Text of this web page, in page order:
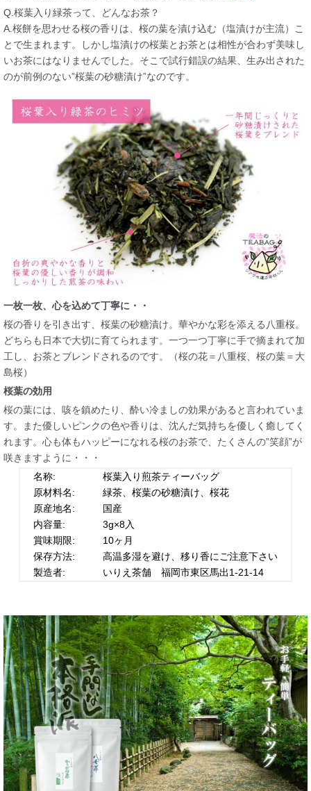
Q.桜葉入り緑茶って、どんなお茶？
A.桜餅を思わせる桜の香りは、桜の葉を漬け込む（塩漬けが主流）こ
とで生まれます。しかし塩漬けの桜葉とお茶とは相性が合わず美味し
いお茶にはなりませんでした。そこで試行錯誤の結果、生み出された
のが前例のない”桜葉の砂糖漬け”なのです。
一枚一枚、心を込めて丁寧に・・
桜の香りを引き出す、桜葉の砂糖漬け。華やかな彩を添える八重桜。
どちらも日本で大切に育てられます。一つ一つ丁寧に手で摘まれて加
工し、お茶とブレンドされるのです。（桜の花＝八重桜、桜の葉＝大
島桜）
桜葉の効用
桜の葉には、咳を鎮めたり、酔い冷ましの効果があると言われていま
す。また優しいピンクの色や香りは、沈んだ気持ちを優しく癒してく
れます。心も体もハッピーになれる桜のお茶で、たくさんの”笑顔”が
咲きますように・・・
名称:
桜葉入り煎茶ティーバッグ
原材料名:
緑茶、桜葉の砂糖漬け、桜花
原産地名:
国産
内容量:
3g×8入
賞味期限:
10ヶ月
保存方法:
高温多湿を避け、移り香にご注意下さい
製造者:
いりえ茶舗 福岡市東区馬出1-21-14